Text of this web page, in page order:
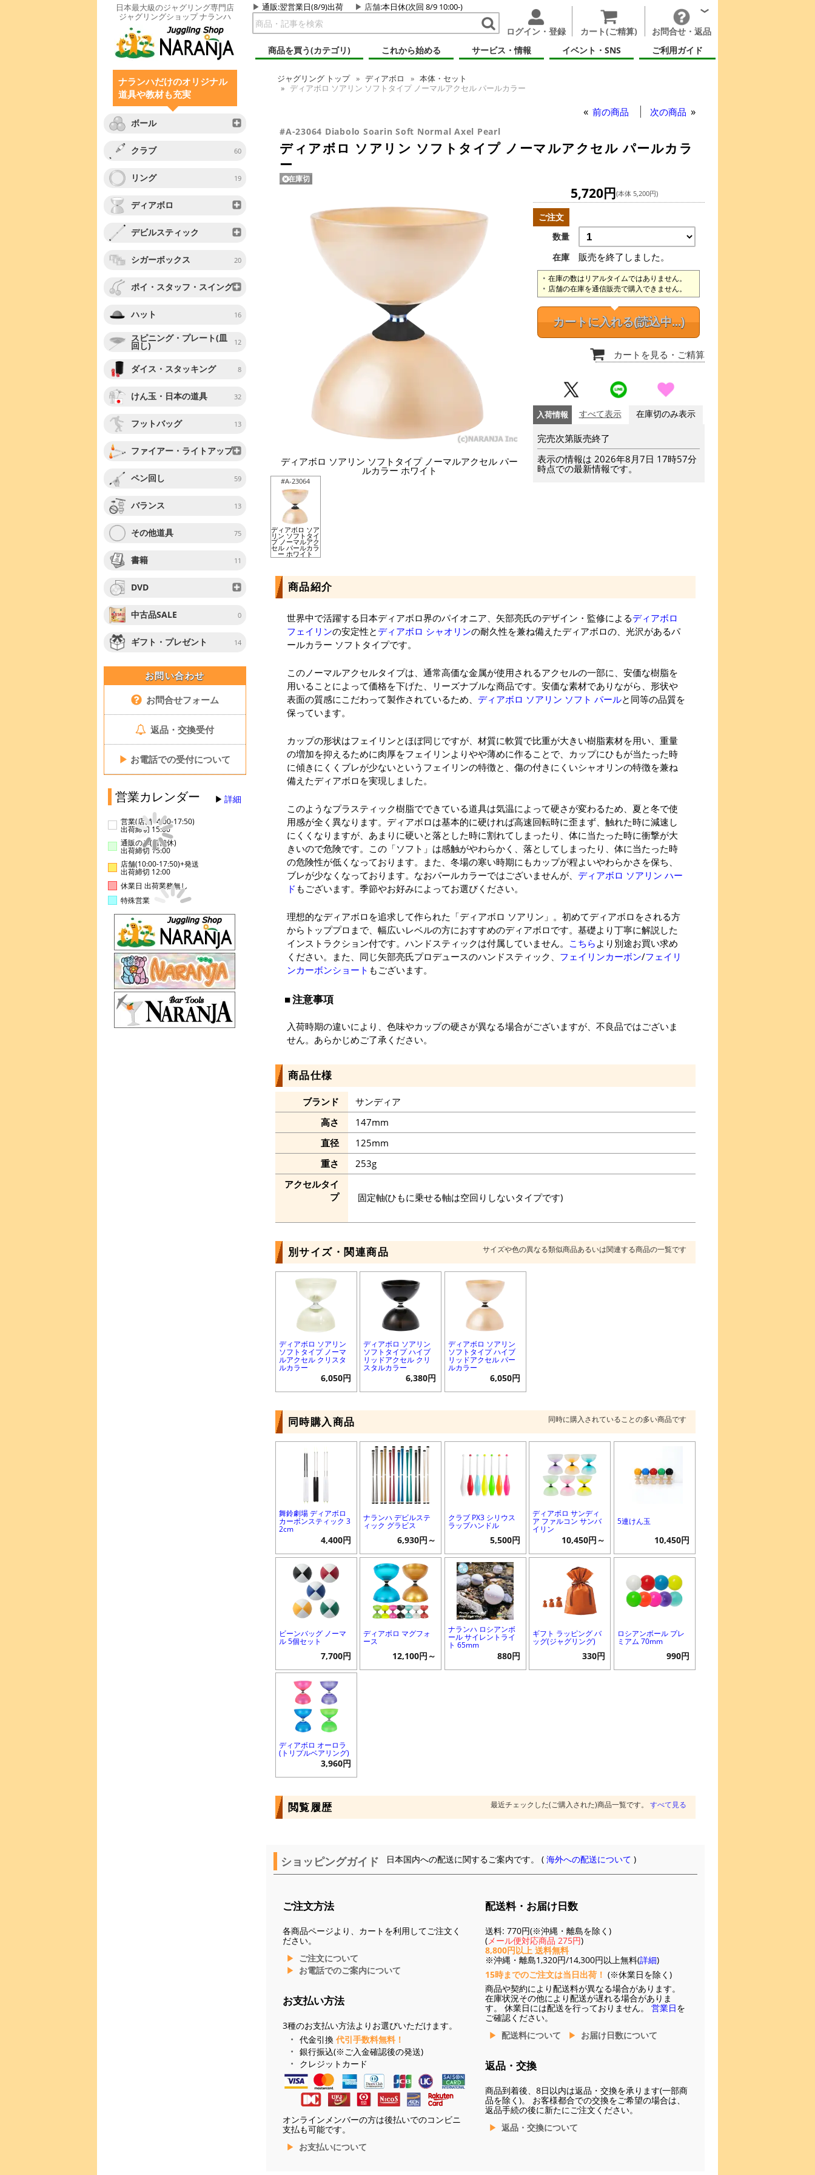
日本最大級のジャグリング専門店
ジャグリングショップ ナランハ
通販:翌営業日(8/9)出荷 店舗:本日休(次回 8/9 10:00-)
ログイン・登録 カート(ご精算)
お問合せ・返品
商品を買う(カテゴリ)
これから始める サービス・情報 イベント・SNS ご利用ガイド
ナランハだけのオリジナル
道具や教材も充実
ボール
クラブ 60
リング 19
ディアボロ
デビルスティック
シガーボックス 20
ポイ・スタッフ・スイング
ハット 16
スピニング・プレート(皿
回し) 12
ダイス・スタッキング 8
けん玉・日本の道具 32
フットバッグ 13
ファイアー・ライトアップ
ペン回し 59
バランス 13
その他道具 75
書籍 11
DVD
中古品SALE 0
ギフト・プレゼント 14
お問い合わせ
お問合せフォーム
返品・交換受付
▶ お電話での受付について
営業カレンダー 詳細
営業(店舗14:00-17:50)
出荷締切 15:00
通販のみ(店舗休)
出荷締切 15:00
店舗(10:00-17:50)+発送
出荷締切 12:00
休業日 出荷業務無し
特殊営業
ジャグリング トップ ディアボロ
本体・セット
ディアボロ ソアリン ソフトタイプ ノーマルアクセル パールカラー
前の商品 次の商品
#A-23064 Diabolo Soarin Soft Normal Axel Pearl
ディアボロ ソアリン ソフトタイプ ノーマルアクセル パールカラ
ー
在庫切
ディアボロ ソアリン ソフトタイプ ノーマルアクセル パー
ルカラー ホワイト
#A-23064
ディアボロ ソア
リン ソフトタイ
プ ノーマルアク
セル パールカラ
ー ホワイト
5,720円(本体 5,200円)
ご注文
数量
在庫
販売を終了しました。
在庫の数はリアルタイムではありません。
店舗の在庫を通信販売で購入できません。
カートに入れる(読込中...)
カートを見る ・ご精算
入荷情報 すべて表示 在庫切のみ表示
完売次第販売終了
表示の情報は 2026年8月7日 17時57分
時点での最新情報です。
商品紹介
世界中で活躍する日本ディアボロ界のパイオニア、矢部亮氏のデザイン・監修によるディアボロ
フェイリンの安定性と ディアボロ シャオリンの耐久性を兼ね備えたディアボロの、光沢があるパ
ールカラー ソフトタイプです。
このノーマルアクセルタイプは、通常高価な金属が使用されるアクセルの一部に、安価な樹脂を
用いることによって価格を下げた、リーズナブルな商品です。安価な素材でありながら、形状や
表面の質感にこだわって製作されているため、 ディアボロ ソアリン ソフト パールと同等の品質を
保っています。
カップの形状はフェイリンとほぼ同じですが、材質に軟質で比重が大きい樹脂素材を用い、重量
の増加を抑えるために肉厚をフェイリンよりやや薄めに作ることで、カップにひもが当たった時
に傾きにくくブレが少ないというフェイリンの特徴と、傷の付きにくいシャオリンの特徴を兼ね
備えたディアボロを実現しました。
このようなプラスティック樹脂でできている道具は気温によって硬さが変わるため、夏と冬で使
用感が全く異なります。ディアボロは基本的に硬ければ高速回転時に歪まず、触れた時に減速し
にくくなりますが、あまりに硬いと落とした時に割れてしまったり、体に当たった時に衝撃が大
きいので危険です。この「ソフト」は感触がやわらかく、落としてしまったり、体に当たった時
の危険性が低くなっております。また、冬場の寒い時期にもカップが程よいやわらかさを保ち、
ブレが少なくなっております。なおパールカラーではございませんが、 ディアボロ ソアリン ハー
ド もございます。季節やお好みによってお選びください。
理想的なディアボロを追求して作られた「ディアボロ ソアリン」。初めてディアボロをされる方
からトッププロまで、幅広いレベルの方におすすめのディアボロです。基礎より丁寧に解説した
インストラクション付です。ハンドスティックは付属していません。 こちら より別途お買い求め
ください。また、同じ矢部亮氏プロデュースのハンドスティック、 フェイリンカーボン/フェイリ
ンカーボンショート もございます。
注意事項
入荷時期の違いにより、色味やカップの硬さが異なる場合がございますが、不良品ではございま
せん。あらかじめご了承ください。
商品仕様
ブランド
サンディア
高さ
147mm
直径
125mm
重さ
253g
アクセルタイ
プ
固定軸(ひもに乗せる軸は空回りしないタイプです)
別サイズ・関連商品 サイズや色の異なる類似商品あるいは関連する商品の一覧です
ディアボロ ソアリン
ソフトタイプ ノーマ
ルアクセル クリスタ
ルカラー
6,050円
ディアボロ ソアリン
ソフトタイプ ハイブ
リッドアクセル クリ
スタルカラー
6,380円
ディアボロ ソアリン
ソフトタイプ ハイブ
リッドアクセル パー
ルカラー
6,050円
同時購入商品 同時に購入されていることの多い商品です
舞鈴劇場 ディアボロ
カーボンスティック 3
2cm
4,400円
ナランハ デビルステ
ィック グラビス
6,930円～
クラブ PX3 シリウス
ラップハンドル
5,500円
ディアボロ サンディ
ア ファルコン サンバ
イリン
10,450円～
5連けん玉
10,450円
ビーンバッグ ノーマ
ル 5個セット
7,700円
ディアボロ マグフォ
ース
12,100円～
ナランハ ロシアンボ
ール サイレントライ
ト 65mm
880円
ギフト ラッピング バ
ッグ(ジャグリング)
330円
ロシアンボール プレ
ミアム 70mm
990円
ディアボロ オーロラ
(トリプルベアリング)
3,960円
閲覧履歴 最近チェックした(ご購入された)商品一覧です。 すべて見る
ショッピングガイド 日本国内への配送に関するご案内です。 (海外への配送について )
ご注文方法
各商品ページより、カートを利用してご注文く
ださい。
ご注文について
お電話でのご案内について
お支払い方法
3種のお支払い方法よりお選びいただけます。
代金引換 代引手数料無料！
銀行振込(※ご入金確認後の発送)
クレジットカード
オンラインメンバーの方は後払いでのコンビニ
支払も可能です。
お支払いについて
配送料・お届け日数
送料: 770円(※沖縄・離島を除く)
(メール便対応商品 275円)
8,800円以上 送料無料
※沖縄・離島1,320円/14,300円以上無料(詳細)
15時までのご注文は当日出荷！ (※休業日を除く)
商品や契約により配送料が異なる場合があります。
在庫状況その他により配送が遅れる場合がありま
す。 休業日には配送を行っておりません。 営業日を
ご確認ください。
配送料について
お届け日数について
返品・交換
商品到着後、8日以内は返品・交換を承ります(一部商
品を除く)。 お客様都合での交換をご希望の場合は、
返品手続の後に新たにご注文ください。
返品・交換について